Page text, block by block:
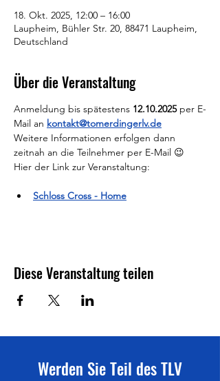
18. Okt. 2025, 12:00 – 16:00
Laupheim, Bühler Str. 20, 88471 Laupheim,
Deutschland
Über die Veranstaltung
Anmeldung bis spätestens 12.10.2025 per E-
Mail an kontakt@tomerdingerlv.de
Weitere Informationen erfolgen dann
zeitnah an die Teilnehmer per E-Mail 😉
Hier der Link zur Veranstaltung:
Schloss Cross - Home
Diese Veranstaltung teilen
Werden Sie Teil des TLV